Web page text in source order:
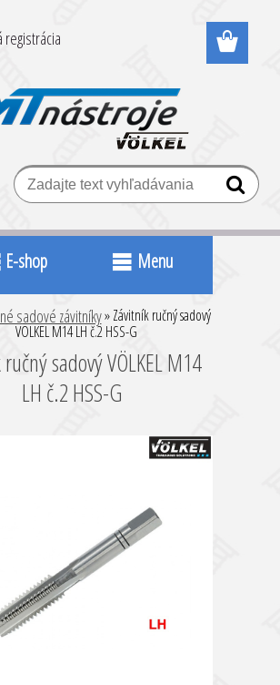
registrácia
E-shop Menu
sadové závitníky» Závitník ručný sadový
VÖLKEL M14 LH č.2 HSS-G
sadový VÖLKEL M14
LH č.2 HSS-G